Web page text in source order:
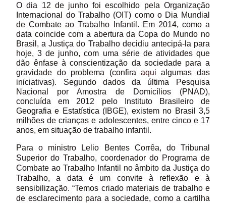
O dia 12 de junho foi escolhido pela Organização
Internacional do Trabalho (OIT) como o Dia Mundial
de Combate ao Trabalho Infantil. Em 2014, como a
data coincide com a abertura da Copa do Mundo no
Brasil, a Justiça do Trabalho decidiu antecipá-la para
hoje, 3 de junho, com uma série de atividades que
dão ênfase à conscientização da sociedade para a
gravidade do problema (confira aqui algumas das
iniciativas). Segundo dados da última Pesquisa
Nacional por Amostra de Domicílios (PNAD),
concluída em 2012 pelo Instituto Brasileiro de
Geografia e Estatística (IBGE), existem no Brasil 3,5
milhões de crianças e adolescentes, entre cinco e 17
anos, em situação de trabalho infantil.
Para o ministro Lelio Bentes Corrêa, do Tribunal
Superior do Trabalho, coordenador do Programa de
Combate ao Trabalho Infantil no âmbito da Justiça do
Trabalho, a data é um convite à reflexão e à
sensibilização. “Temos criado materiais de trabalho e
de esclarecimento para a sociedade, como a cartilha